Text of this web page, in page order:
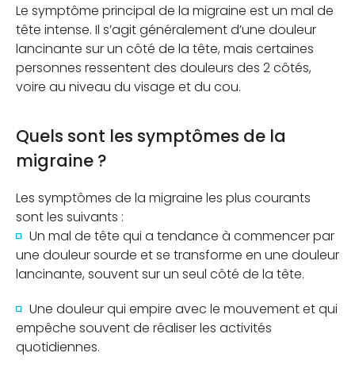
Le symptôme principal de la migraine est un mal de
tête intense. Il s’agit généralement d’une douleur
lancinante sur un côté de la tête, mais certaines
personnes ressentent des douleurs des 2 côtés,
voire au niveau du visage et du cou.
Quels sont les symptômes de la
migraine ?
Les symptômes de la migraine les plus courants
sont les suivants :
Un mal de tête qui a tendance à commencer par
une douleur sourde et se transforme en une douleur
lancinante, souvent sur un seul côté de la tête.
Une douleur qui empire avec le mouvement et qui
empêche souvent de réaliser les activités
quotidiennes.